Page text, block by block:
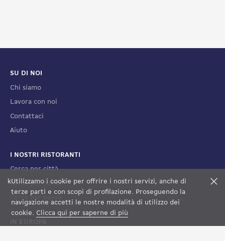
kUtilizzamo i cookie per offrire i nostri servizi, anche di
terze parti e con scopi di profilazione. Proseguendo la
navigazione accetti le nostre modalità di utilizzo dei
cookie. Clicca qui per saperne di più
SU DI NOI
Chi siamo
Lavora con noi
Contattaci
Aiuto
I NOSTRI RISTORANTI
Cerca per città
Cerca per nome
Cerca per paese